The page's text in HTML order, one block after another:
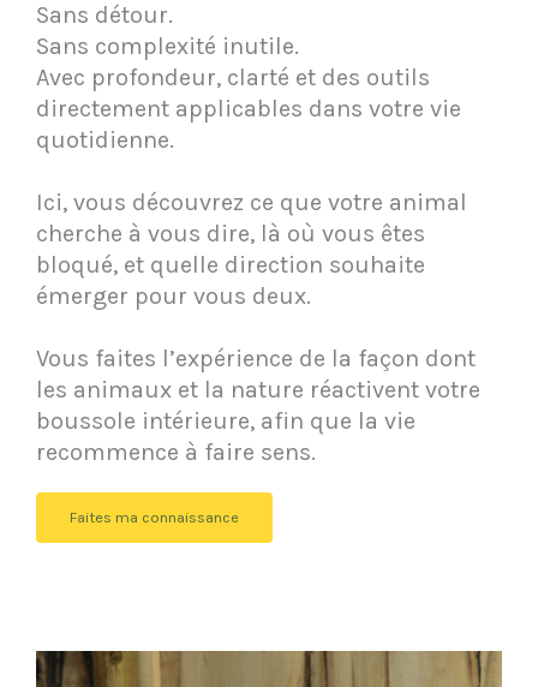
Sans détour.
Sans complexité inutile.
Avec profondeur, clarté et des outils
directement applicables dans votre vie
quotidienne.
Ici, vous découvrez ce que votre animal
cherche à vous dire, là où vous êtes
bloqué, et quelle direction souhaite
émerger pour vous deux.
Vous faites l’expérience de la façon dont
les animaux et la nature réactivent votre
boussole intérieure, afin que la vie
recommence à faire sens.
Faites ma connaissance